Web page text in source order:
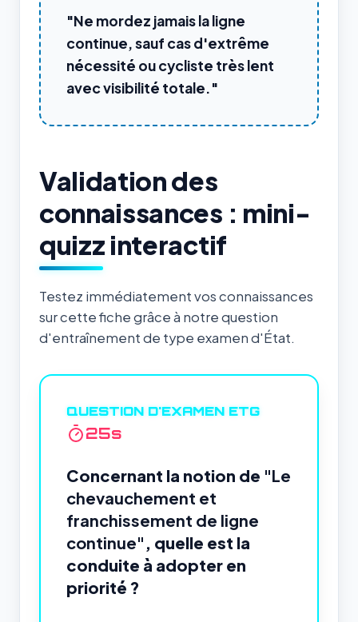
"Ne mordez jamais la ligne
continue, sauf cas d'extrême
nécessité ou cycliste très lent
avec visibilité totale."
Validation des
connaissances : mini-
quizz interactif
Testez immédiatement vos connaissances
sur cette fiche grâce à notre question
d'entraînement de type examen d'État.
QUESTION D'EXAMEN ETG
24s
Concernant la notion de "Le
chevauchement et
franchissement de ligne
continue" , quelle est la
conduite à adopter en
priorité ?